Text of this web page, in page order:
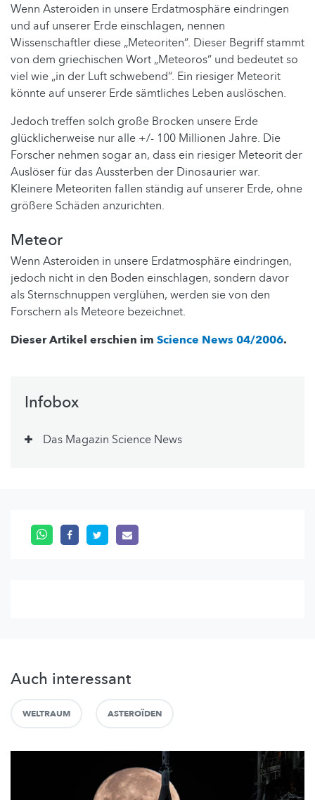
Wenn Asteroiden in unsere Erdatmosphäre eindringen
und auf unserer Erde einschlagen, nennen
Wissenschaftler diese „Meteoriten“. Dieser Begriff stammt
von dem griechischen Wort „Meteoros“ und bedeutet so
viel wie „in der Luft schwebend“. Ein riesiger Meteorit
könnte auf unserer Erde sämtliches Leben auslöschen.
Jedoch treffen solch große Brocken unsere Erde
glücklicherweise nur alle +/- 100 Millionen Jahre. Die
Forscher nehmen sogar an, dass ein riesiger Meteorit der
Auslöser für das Aussterben der Dinosaurier war.
Kleinere Meteoriten fallen ständig auf unserer Erde, ohne
größere Schäden anzurichten.
Meteor
Wenn Asteroiden in unsere Erdatmosphäre eindringen,
jedoch nicht in den Boden einschlagen, sondern davor
als Sternschnuppen verglühen, werden sie von den
Forschern als Meteore bezeichnet.
Dieser Artikel erschien im Science News 04/2006.
Infobox
Das Magazin Science News
Auch interessant
WELTRAUM ASTEROÏDEN